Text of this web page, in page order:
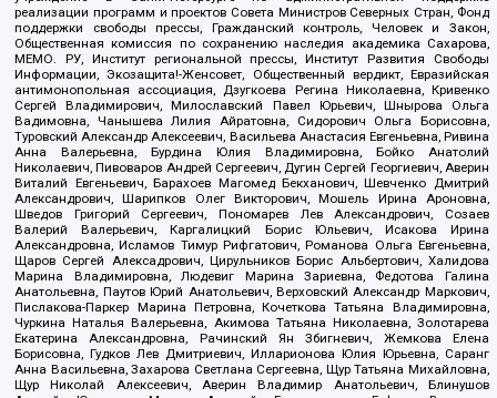
реализации программ и проектов Совета Министров Северных Стран, Фонд
поддержки свободы прессы, Гражданский контроль, Человек и Закон,
Общественная комиссия по сохранению наследия академика Сахарова,
МЕМО. РУ, Институт региональной прессы, Институт Развития Свободы
Информации, Экозащита!-Женсовет, Общественный вердикт, Евразийская
антимонопольная ассоциация, Дзугкоева Регина Николаевна, Кривенко
Сергей Владимирович, Милославский Павел Юрьевич, Шнырова Ольга
Вадимовна, Чанышева Лилия Айратовна, Сидорович Ольга Борисовна,
Туровский Александр Алексеевич, Васильева Анастасия Евгеньевна, Ривина
Анна Валерьевна, Бурдина Юлия Владимировна, Бойко Анатолий
Николаевич, Пивоваров Андрей Сергеевич, Дугин Сергей Георгиевич, Аверин
Виталий Евгеньевич, Барахоев Магомед Бекханович, Шевченко Дмитрий
Александрович, Шарипков Олег Викторович, Мошель Ирина Ароновна,
Шведов Григорий Сергеевич, Пономарев Лев Александрович, Созаев
Валерий Валерьевич, Каргалицкий Борис Юльевич, Исакова Ирина
Александровна, Исламов Тимур Рифгатович, Романова Ольга Евгеньевна,
Щаров Сергей Алексадрович, Цирульников Борис Альбертович, Халидова
Марина Владимировна, Людевиг Марина Зариевна, Федотова Галина
Анатольевна, Паутов Юрий Анатольевич, Верховский Александр Маркович,
Пислакова-Паркер Марина Петровна, Кочеткова Татьяна Владимировна,
Чуркина Наталья Валерьевна, Акимова Татьяна Николаевна, Золотарева
Екатерина Александровна, Рачинский Ян Збигневич, Жемкова Елена
Борисовна, Гудков Лев Дмитриевич, Илларионова Юлия Юрьевна, Саранг
Анна Васильевна, Захарова Светлана Сергеевна, Щур Татьяна Михайловна,
Щур Николай Алексеевич, Аверин Владимир Анатольевич, Блинушов